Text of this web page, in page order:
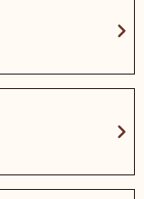
chevron_right
chevron_right